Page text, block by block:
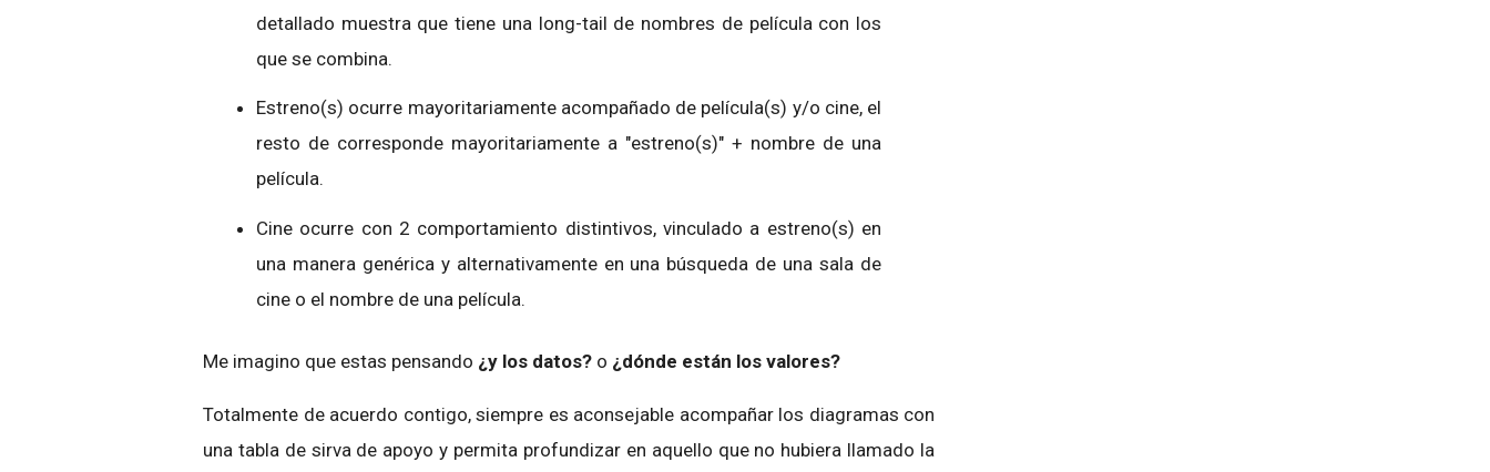
detallado muestra que tiene una long-tail de nombres de película con los
que se combina.
Estreno(s) ocurre mayoritariamente acompañado de película(s) y/o cine, el
resto de corresponde mayoritariamente a "estreno(s)" + nombre de una
película.
Cine ocurre con 2 comportamiento distintivos, vinculado a estreno(s) en
una manera genérica y alternativamente en una búsqueda de una sala de
cine o el nombre de una película.
Me imagino que estas pensando ¿y los datos? o ¿dónde están los valores?
Totalmente de acuerdo contigo, siempre es aconsejable acompañar los diagramas con
una tabla de sirva de apoyo y permita profundizar en aquello que no hubiera llamado la